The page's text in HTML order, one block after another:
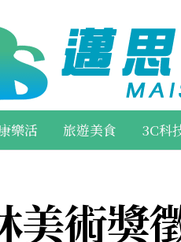
樂活 旅遊美食 3C科
術獎